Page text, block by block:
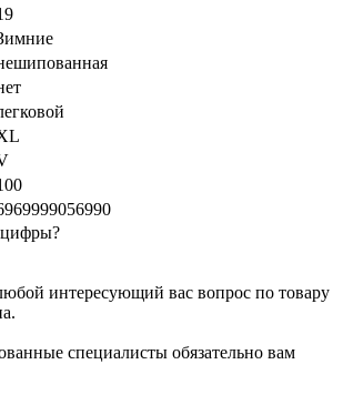
цифры?
интересующий вас вопрос по товару
специалисты обязательно вам